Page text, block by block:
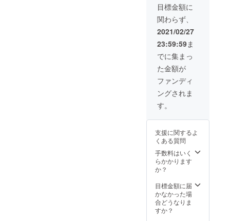
せてい
ただき
ます。
※支援者
様のご
希望の
場所に
お伺い
しま
す。 ※
交通費
は込み
す。
真集を
手に
取った
方に企
業名を
PRでき
ます。
目標金額に
関わらず、
2021/02/27
23:59:59ま
でに集まっ
た金額が
ファンディ
ングされま
す。
支援に関するよ
くある質問
手数料はいく
らかかります
か？
目標金額に届
かなかった場
合どうなりま
すか？